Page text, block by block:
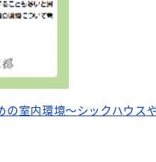
の室内環境～シックハウス